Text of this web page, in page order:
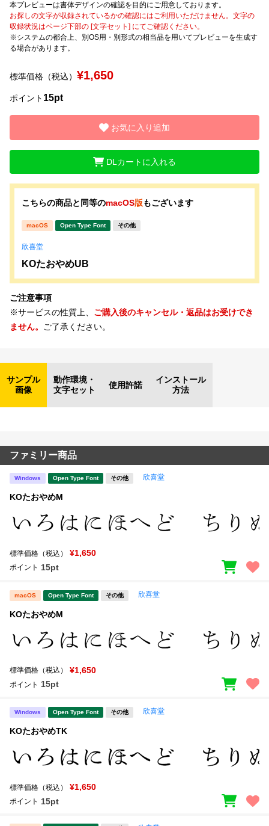
文字種類
価格帯
リセット 検索
本プレビューは書体デザインの確認を目的にご用意しております。
お探しの文字が収録されているかの確認にはご利用いただけません。文字の
収録状況はページ下部の [文字セット] にてご確認ください。
※システムの都合上、別OS用・別形式の相当品を用いてプレビューを生成す
る場合があります。
標準価格（税込） ¥1,650
ポイント 15pt
お気に入り追加
DLカートに入れる
こちらの商品と同等のmacOS版もございます
macOS Open Type Font その他
欣喜堂
KOたおやめUB
ご注意事項
※サービスの性質上、 ご購入後のキャンセル・返品はお受けでき
ません。 ご了承ください。
サンプル
画像
動作環境・
文字セット
使用許諾
インストール
方法
ファミリー商品
Windows Open Type Font その他 欣喜堂
KOたおやめM
標準価格（税込） ¥1,650
ポイント 15pt
macOS Open Type Font その他 欣喜堂
KOたおやめM
標準価格（税込） ¥1,650
ポイント 15pt
Windows Open Type Font その他 欣喜堂
KOたおやめTK
標準価格（税込） ¥1,650
ポイント 15pt